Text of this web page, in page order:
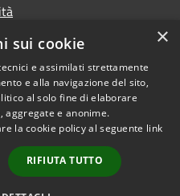
illeciti
Copyright © 2026 • Comune di
Torre d'Isola • Powered by
Municipium•
Accesso
redazione
×
sui cookie
e assimilati strettamente
e alla navigazione del sito,
al solo fine di elaborare
aggregate e anonime.
la cookie policy al seguente link
RIFIUTA TUTTO